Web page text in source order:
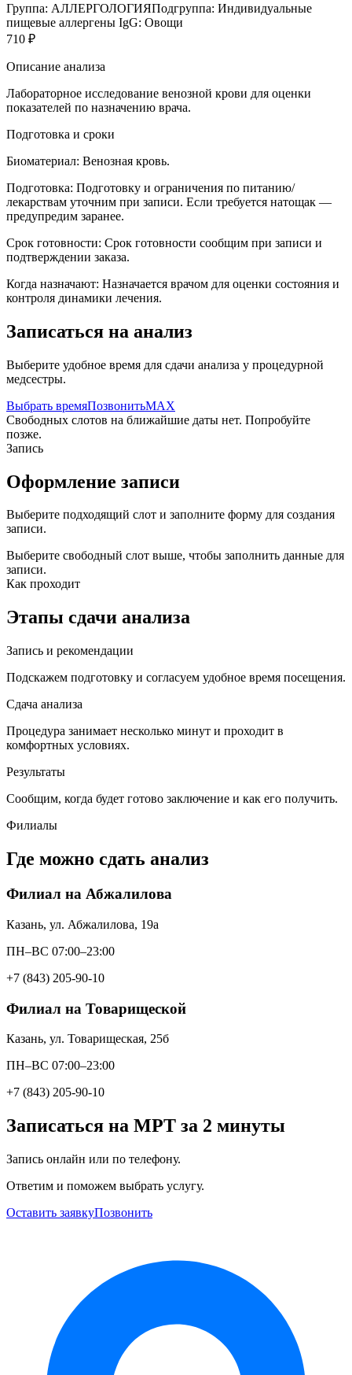
Группа: АЛЛЕРГОЛОГИЯПодгруппа: Индивидуальные
пищевые аллергены IgG: Овощи
710 ₽
Описание анализа
Лабораторное исследование венозной крови для оценки
показателей по назначению врача.
Подготовка и сроки
Биоматериал: Венозная кровь.
Подготовка: Подготовку и ограничения по питанию/
лекарствам уточним при записи. Если требуется натощак —
предупредим заранее.
Срок готовности: Срок готовности сообщим при записи и
подтверждении заказа.
Когда назначают: Назначается врачом для оценки состояния и
контроля динамики лечения.
Записаться на анализ
Выберите удобное время для сдачи анализа у процедурной
медсестры.
Выбрать времяПозвонитьMAX
Свободных слотов на ближайшие даты нет. Попробуйте
позже.
Запись
Оформление записи
Выберите подходящий слот и заполните форму для создания
записи.
Выберите свободный слот выше, чтобы заполнить данные для
записи.
Как проходит
Этапы сдачи анализа
Запись и рекомендации
Подскажем подготовку и согласуем удобное время посещения.
Сдача анализа
Процедура занимает несколько минут и проходит в
комфортных условиях.
Результаты
Сообщим, когда будет готово заключение и как его получить.
Филиалы
Где можно сдать анализ
Филиал на Абжалилова
Казань, ул. Абжалилова, 19а
ПН–ВС 07:00–23:00
+7 (843) 205-90-10
Филиал на Товарищеской
Казань, ул. Товарищеская, 25б
ПН–ВС 07:00–23:00
+7 (843) 205-90-10
Записаться на МРТ за 2 минуты
Запись онлайн или по телефону.
Ответим и поможем выбрать услугу.
Оставить заявкуПозвонить